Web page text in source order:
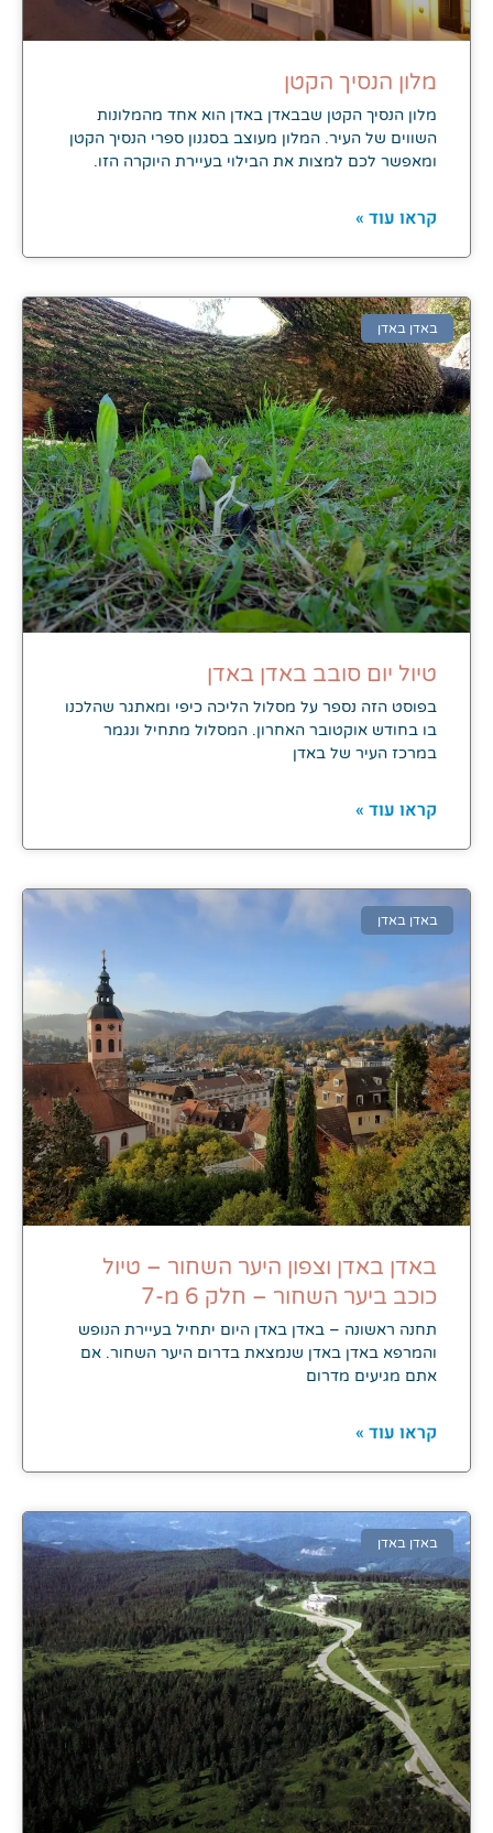
מלון הנסיך הקטן
מלון הנסיך הקטן שבבאדן באדן הוא אחד מהמלונות
השווים של העיר. המלון מעוצב בסגנון ספרי הנסיך הקטן
ומאפשר לכם למצות את הבילוי בעיירת היוקרה הזו.
קראו עוד »
באדן באדן
טיול יום סובב באדן באדן
בפוסט הזה נספר על מסלול הליכה כיפי ומאתגר שהלכנו
בו בחודש אוקטובר האחרון. המסלול מתחיל ונגמר
במרכז העיר של באדן
קראו עוד »
באדן באדן
באדן באדן וצפון היער השחור – טיול
כוכב ביער השחור – חלק 6 מ-7
תחנה ראשונה – באדן באדן היום יתחיל בעיירת הנופש
והמרפא באדן באדן שנמצאת בדרום היער השחור. אם
אתם מגיעים מדרום
קראו עוד »
באדן באדן